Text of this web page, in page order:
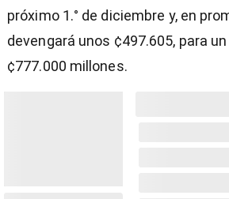
próximo 1.° de diciembre y, en
devengará unos ¢497.605, para
¢777.000 millones.